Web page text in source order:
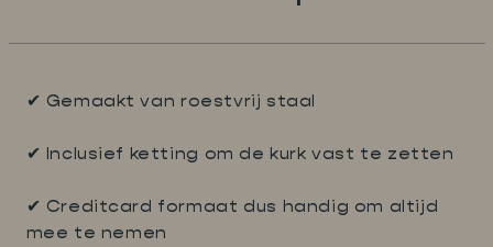
✔ Gemaakt van roestvrij staal
✔ Inclusief ketting om de kurk vast te zetten
✔ Creditcard formaat dus handig om altijd
mee te nemen